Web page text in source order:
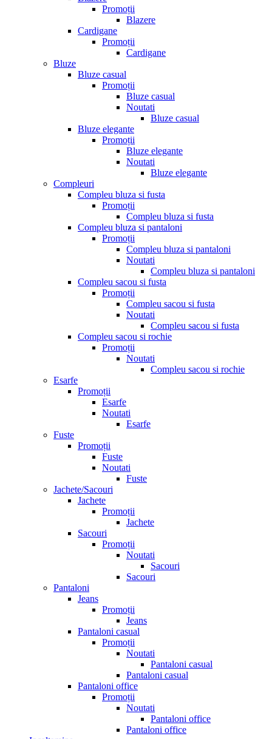
Promoții
Blazere
Cardigane
Promoții
Cardigane
Bluze
Bluze casual
Promoții
Bluze casual
Noutati
Bluze casual
Bluze elegante
Promoții
Bluze elegante
Noutati
Bluze elegante
Compleuri
Compleu bluza si fusta
Promoții
Compleu bluza si fusta
Compleu bluza si pantaloni
Promoții
Compleu bluza si pantaloni
Noutati
Compleu bluza si pantaloni
Compleu sacou si fusta
Promoții
Compleu sacou si fusta
Noutati
Compleu sacou si fusta
Compleu sacou si rochie
Promoții
Noutati
Compleu sacou si rochie
Esarfe
Promoții
Esarfe
Noutati
Esarfe
Fuste
Promoții
Fuste
Noutati
Fuste
Jachete/Sacouri
Jachete
Promoții
Jachete
Sacouri
Promoții
Noutati
Sacouri
Sacouri
Pantaloni
Jeans
Promoții
Jeans
Pantaloni casual
Promoții
Noutati
Pantaloni casual
Pantaloni casual
Pantaloni office
Promoții
Noutati
Pantaloni office
Pantaloni office